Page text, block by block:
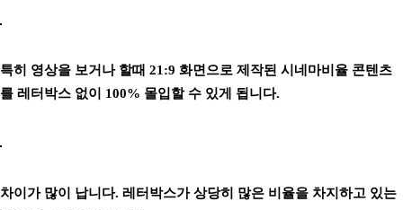
특히 영상을 보거나 할때 21:9 화면으로 제작된 시네마비율 콘텐츠
를 레터박스 없이 100% 몰입할 수 있게 됩니다.
차이가 많이 납니다. 레터박스가 상당히 많은 비율을 차지하고 있는